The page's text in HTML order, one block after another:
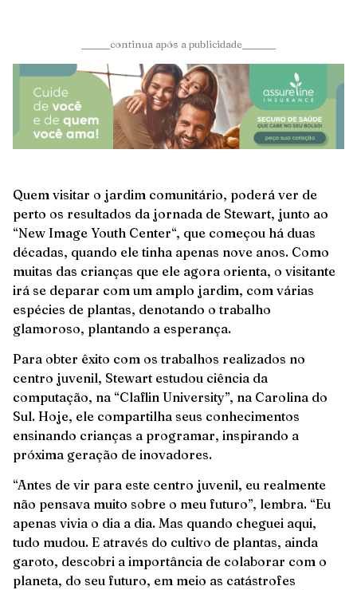
______continua após a publicidade_______
Quem visitar o jardim comunitário, poderá ver de
perto os resultados da jornada de Stewart, junto ao
“New Image Youth Center“, que começou há duas
décadas, quando ele tinha apenas nove anos. Como
muitas das crianças que ele agora orienta, o visitante
irá se deparar com um amplo jardim, com várias
espécies de plantas, denotando o trabalho
glamoroso, plantando a esperança.
Para obter êxito com os trabalhos realizados no
centro juvenil, Stewart estudou ciência da
computação, na “Claflin University”, na Carolina do
Sul. Hoje, ele compartilha seus conhecimentos
ensinando crianças a programar, inspirando a
próxima geração de inovadores.
“Antes de vir para este centro juvenil, eu realmente
não pensava muito sobre o meu futuro”, lembra. “Eu
apenas vivia o dia a dia. Mas quando cheguei aqui,
tudo mudou. E através do cultivo de plantas, ainda
garoto, descobri a importância de colaborar com o
planeta, do seu futuro, em meio as catástrofes